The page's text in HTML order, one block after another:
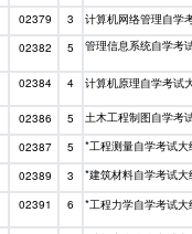
02379 3 计算机网络管理自学
02382 5 管理信息系统自学考
02384 4 计算机原理自学考试
02386 5 土木工程制图自学考
02387 5 *工程测量自学考试大
02389 3 *建筑材料自学考试大
02391 6 *工程力学自学考试大